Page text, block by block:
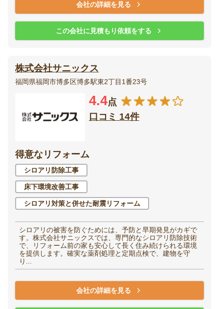
会社の詳細を見る
この会社に見積もり依頼をする
株式会社サニックス
福岡県福岡市博多区博多駅東2丁目1番23号
4.4点
口コミ 14件
得意なリフォーム
シロアリ防除工事
床下環境改善工事
シロアリ対策と併せた耐震リフォーム
シロアリの被害を防ぐためには、予防と早期発見がカギで
す。株式会社サニックスでは、専門的なシロアリ防除技術
で、リフォーム前の家も安心して長く住み続けられる環境
を提供します。確実な薬剤処理と定期点検で、建物を守
り...
会社の詳細を見る